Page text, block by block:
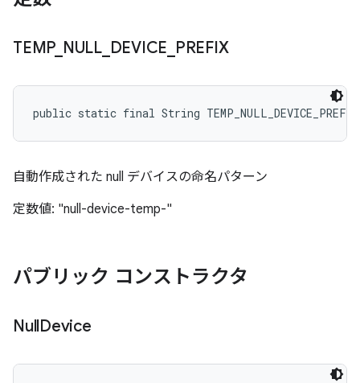
TEMP_ NULL_ DEVICE PREFIX
public static final String TEMP_NULL_DEVICE_PREFIX
自動作成された null デバイスの命名パターン
定数値: "null-device-temp-"
パブリック コンストラクタ
NullDevice